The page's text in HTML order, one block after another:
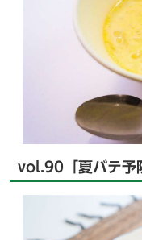
vol.90「夏バテ予